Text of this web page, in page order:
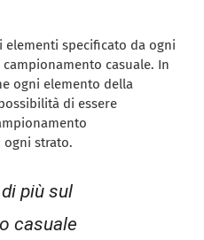
elementi specificato da ogni
casuale. In
ogni elemento della
di essere
ogni strato.
più sul
casuale